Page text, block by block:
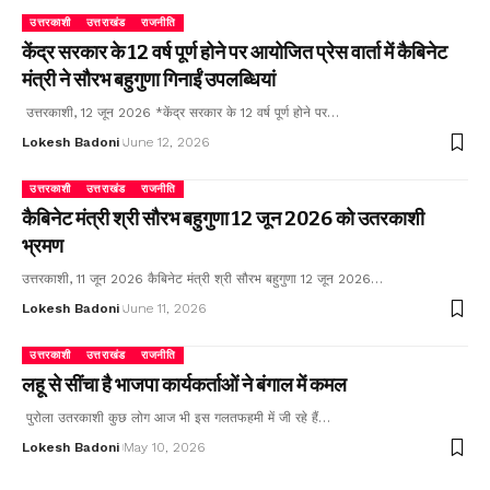
उत्तरकाशी उत्तराखंड राजनीति
केंद्र सरकार के 12 वर्ष पूर्ण होने पर आयोजित प्रेस वार्ता में कैबिनेट
मंत्री ने सौरभ बहुगुणा गिनाईं उपलब्धियां
उत्तरकाशी, 12 जून 2026 *केंद्र सरकार के 12 वर्ष पूर्ण होने पर…
Lokesh Badoni June 12, 2026
उत्तरकाशी उत्तराखंड राजनीति
कैबिनेट मंत्री श्री सौरभ बहुगुणा 12 जून 2026 को उतरकाशी
भ्रमण
उत्तरकाशी, 11 जून 2026 कैबिनेट मंत्री श्री सौरभ बहुगुणा 12 जून 2026…
Lokesh Badoni June 11, 2026
उत्तरकाशी उत्तराखंड राजनीति
लहू से सींचा है भाजपा कार्यकर्ताओं ने बंगाल में कमल
पुरोला उतरकाशी कुछ लोग आज भी इस गलतफहमी में जी रहे हैं…
Lokesh Badoni May 10, 2026